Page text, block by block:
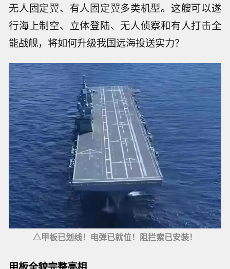
无人固定翼、有人固定翼多类机型。这艘可以遂
行海上制空、立体登陆、无人侦察和有人打击全
能战舰，将如何升级我国远海投送实力？
△甲板已划线！电弹已就位！阻拦索已安装！